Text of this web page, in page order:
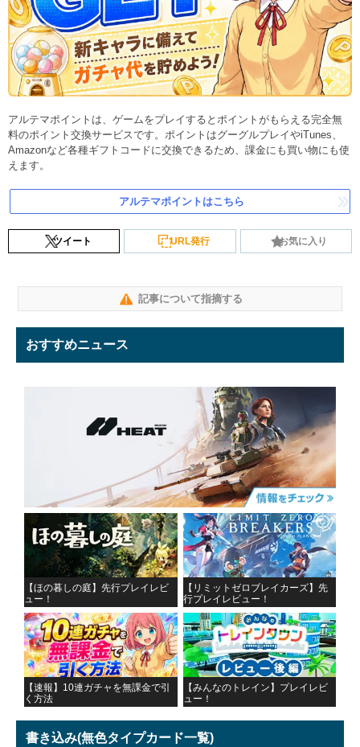
アルテマポイントは、ゲームをプレイするとポイントがもらえる完全無
料のポイント交換サービスです。ポイントはグーグルプレイやiTunes、
Amazonなど各種ギフトコードに交換できるため、課金にも買い物にも使
えます。
アルテマポイントはこちら
ツイート URL発行 お気に入り
記事について指摘する
おすすめニュース
【ほの暮しの庭】先行プレイレビ
ュー！
【リミットゼロブレイカーズ】先
行プレイレビュー！
【速報】10連ガチャを無課金で引
く方法
【みんなのトレイン】プレイレビ
ュー！
書き込み(無色タイプカード一覧)